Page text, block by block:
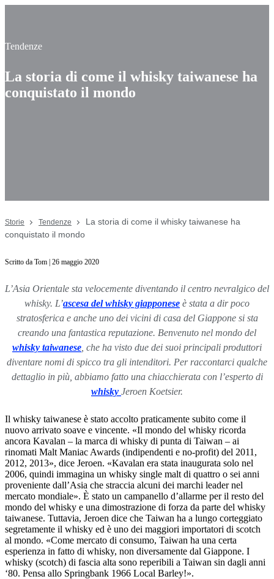
Tendenze
La storia di come il whisky taiwanese ha
conquistato il mondo
Storie Tendenze
La storia di come il whisky taiwanese ha
conquistato il mondo
Scritto da Tom | 26 maggio 2020
L’Asia Orientale sta velocemente diventando il centro nevralgico del
whisky. L’ascesa del whisky giapponese è stata a dir poco
stratosferica e anche uno dei vicini di casa del Giappone si sta
creando una fantastica reputazione. Benvenuto nel mondo del
whisky taiwanese , che ha visto due dei suoi principali produttori
diventare nomi di spicco tra gli intenditori. Per raccontarci qualche
dettaglio in più, abbiamo fatto una chiacchierata con l’esperto di
whisky Jeroen Koetsier.
Il whisky taiwanese è stato accolto praticamente subito come il
nuovo arrivato soave e vincente. «Il mondo del whisky ricorda
ancora Kavalan – la marca di whisky di punta di Taiwan – ai
rinomati Malt Maniac Awards (indipendenti e no-profit) del 2011,
2012, 2013», dice Jeroen. «Kavalan era stata inaugurata solo nel
2006, quindi immagina un whisky single malt di quattro o sei anni
proveniente dall’Asia che straccia alcuni dei marchi leader nel
mercato mondiale». È stato un campanello d’allarme per il resto del
mondo del whisky e una dimostrazione di forza da parte del whisky
taiwanese. Tuttavia, Jeroen dice che Taiwan ha a lungo corteggiato
segretamente il whisky ed è uno dei maggiori importatori di scotch
al mondo. «Come mercato di consumo, Taiwan ha una certa
esperienza in fatto di whisky, non diversamente dal Giappone. I
whisky (scotch) di fascia alta sono reperibili a Taiwan sin dagli anni
‘80. Pensa allo Springbank 1966 Local Barley!».